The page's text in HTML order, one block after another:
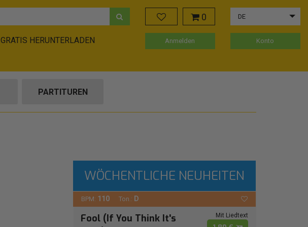
GRATIS HERUNTERLADEN
0 DE
Anmelden Konto
PARTITUREN
WÖCHENTLICHE NEUHEITEN
BPM: 110 Ton.: D
Fool (If You Think It's
Mit Liedtext